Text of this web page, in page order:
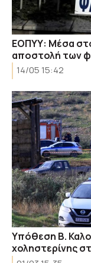
ΕΟΠΥΥ: Μέσα
αποστολή των
14/05 15:42
Υπόθεση Β.
χοληστερίνης